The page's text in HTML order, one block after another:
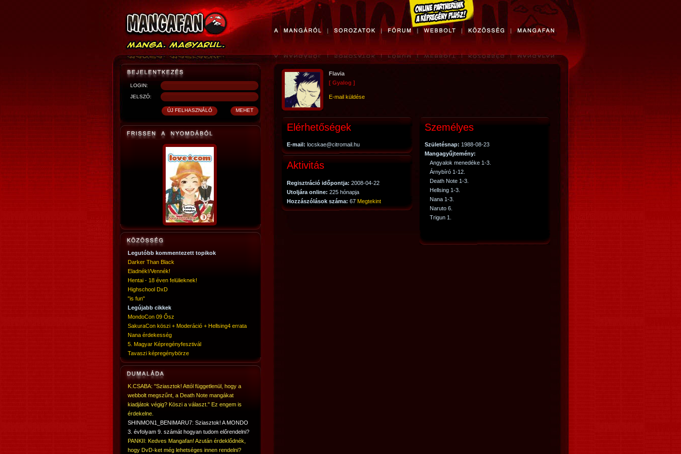
LOGIN:
JELSZÓ:
Legutóbb kommentezett topikok
Darker Than Black
Eladnék!/Vennék!
Hentai - 18 éven felülieknek!
Highschool DxD
"is fun"
Legújabb cikkek
MondoCon 09 Ősz
SakuraCon köszi + Moderáció + Hellsing4 errata
Nana érdekesség
5. Magyar Képregényfesztivál
Tavaszi képregénybörze
K.CSABA: "Sziasztok! Attól függetlenül, hogy a
webbolt megszűnt, a Death Note mangákat
kiadjátok végig? Köszi a választ." Ez engem is
érdekelne.
SHINMON1_BENIMARU7: Sziasztok! A MONDO
3. évfolyam 9. számát hogyan tudom előrendelni?
PANKII: Kedves Mangafan! Azután érdeklődnék,
hogy DvD-ket még lehetséges innen rendelni?
Flavia
[ Gyalog ]
E-mail küldése
Elérhetőségek
E-mail: locskae@citromail.hu
Személyes
Születésnap: 1988-08-23
Mangagyűjtemény:
Angyalok menedéke 1-3.
Árnybíró 1-12.
Death Note 1-3.
Hellsing 1-3.
Nana 1-3.
Naruto 6.
Trigun 1.
Aktivitás
Regisztráció időpontja: 2008-04-22
Utoljára online: 225 hónapja
Hozzászólások száma: 67 Megtekint